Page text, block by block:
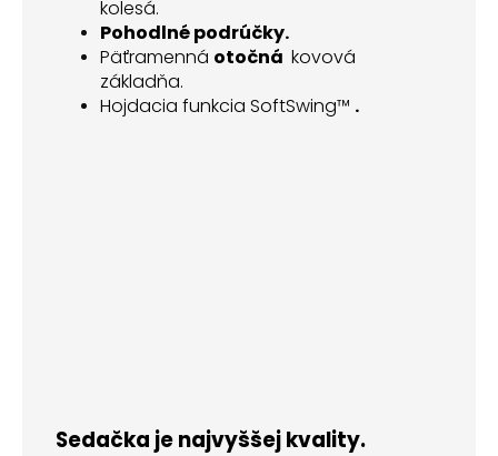
kolesá.
Pohodlné podrúčky.
Päťramenná otočná kovová
základňa.
Hojdacia funkcia SoftSwing™ .
Sedačka je najvyššej kvality.